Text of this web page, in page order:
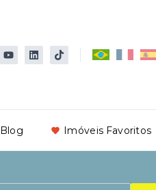
Blog Imóveis Favoritos